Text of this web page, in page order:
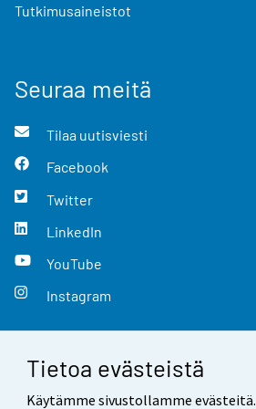
Tietoa evästeistä
Käytämme sivustollamme evästeitä.
Tutkimusaineistot
Seuraa meitä
Tilaa uutisviesti
Facebook
Twitter
LinkedIn
YouTube
Instagram
Yhteystiedot